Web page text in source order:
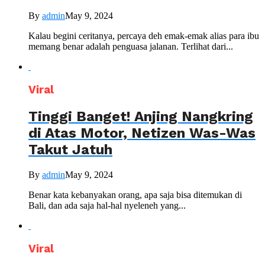
By adminMay 9, 2024
Kalau begini ceritanya, percaya deh emak-emak alias para ibu
memang benar adalah penguasa jalanan. Terlihat dari...
Viral
Tinggi Banget! Anjing Nangkring
di Atas Motor, Netizen Was-Was
Takut Jatuh
By adminMay 9, 2024
Benar kata kebanyakan orang, apa saja bisa ditemukan di
Bali, dan ada saja hal-hal nyeleneh yang...
Viral